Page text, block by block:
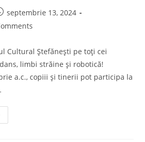
septembrie 13, 2024
Cultural Ștefănești pe toți cei
limbi străine și robotică!
a.c., copiii și tinerii pot participa la